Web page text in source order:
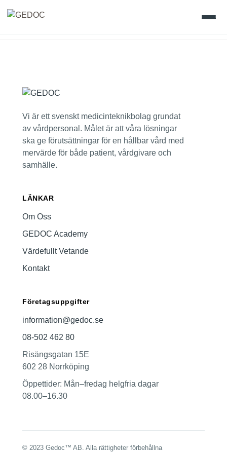
Gedoc Academy
Vi är ett svenskt medicinteknikbolag grundat
av vårdpersonal. Målet är att våra lösningar
ska ge förutsättningar för en hållbar vård med
mervärde för både patient, vårdgivare och
samhälle.
LÄNKAR
Om Oss
GEDOC Academy
Värdefullt Vetande
Kontakt
Företagsuppgifter
information@gedoc.se
08-502 462 80
Risängsgatan 15E
602 28 Norrköping
Öppettider: Mån–fredag helgfria dagar
08.00–16.30
© 2023 Gedoc™ AB. Alla rättigheter förbehållna